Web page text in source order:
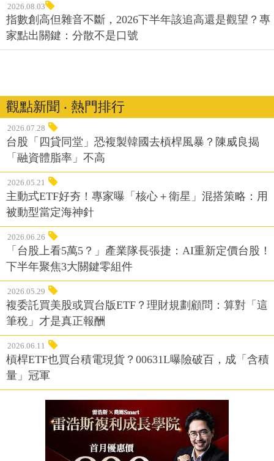
2026.08.03
指數創高但雜音不斷，2026下半年該追高還是觀望？專
家點出關鍵：分散不是口號
觀點新聞 ‧ 熱門排行
2026.07.28
台股「四貸同堂」恐複製韓國去槓桿風暴？陳威良揭
「融資體脂率」不高
2026.05.21
主動式ETF好夯！專家曝「核心＋衛星」混搭策略：用
被動型當定海神針
2026.06.26
「台股上看5萬5？」產業隊長張捷：AI重新定價台股！
下半年聚焦3大關鍵零組件
2026.05.29
複委託買美股或買台版ETF？理財規劃顧問：算對「這
筆稅」才是真正報酬
2026.06.11
槓桿ETF也買台積電現貨？00631L曝險破百，成「含積
量」冠軍